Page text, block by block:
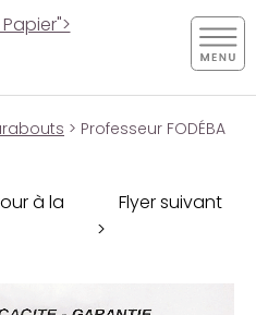
> Professeur FODÉBA
à la
Flyer suivant
>